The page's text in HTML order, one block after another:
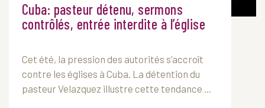
Cuba: pasteur détenu, sermons
contrôlés, entrée interdite à l’église
Cet été, la pression des autorités s’accroît
contre les églises à Cuba. La détention du
pasteur Velazquez illustre cette tendance ...